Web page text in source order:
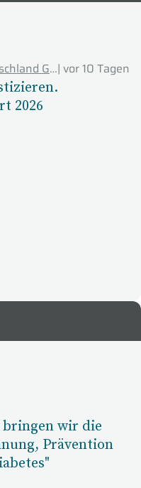
Madrigal Pharmaceuticals Deutschland GmbH| vor 10 Tagen
2026
wir die
Prävention